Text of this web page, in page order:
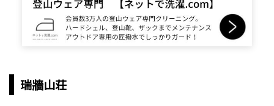
瑞牆山荘